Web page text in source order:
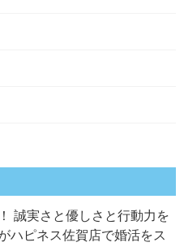
誠実さと優しさと行動力を
ハピネス佐賀店で婚活をス